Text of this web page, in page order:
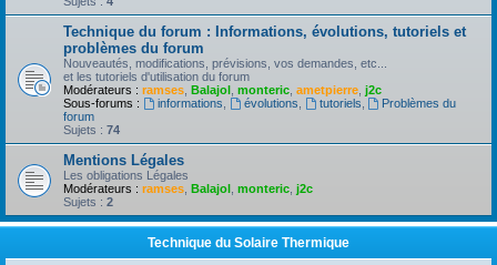
Technique du forum : Informations, évolutions, tutoriels et
problèmes du forum
Nouveautés, modifications, prévisions, vos demandes, etc...
et les tutoriels d'utilisation du forum
Modérateurs : ramses Balajol monteric ametpierre j2c
Sous-forums :
informations évolutions tutoriels
Problèmes du
forum
Sujets : 74
Mentions Légales
Les obligations Légales
Modérateurs : ramses Balajol monteric j2c
Sujets : 2
Technique du Solaire Thermique